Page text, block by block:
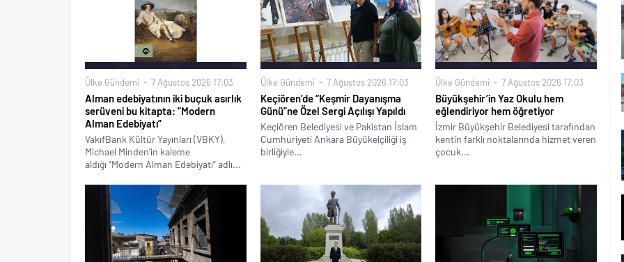
Ülke Gündemi 7 Ağustos 2026 17:03
Alman edebiyatının iki buçuk asırlık
serüveni bu kitapta: “Modern
Alman Edebiyatı”
VakıfBank Kültür Yayınları (VBKY),
Michael Minden’in kaleme
aldığı “Modern Alman Edebiyatı” adlı...
Ülke Gündemi 7 Ağustos 2026 17:03
Keçiören’de “Keşmir Dayanışma
Günü”ne Özel Sergi Açılışı Yapıldı
Keçiören Belediyesi ve Pakistan İslam
Cumhuriyeti Ankara Büyükelçiliği iş
birliğiyle...
Ülke Gündemi 7 Ağustos 2026 17:03
Büyükşehir’in Yaz Okulu hem
eğlendiriyor hem öğretiyor
İzmir Büyükşehir Belediyesi tarafından
kentin farklı noktalarında hizmet veren
çocuk...